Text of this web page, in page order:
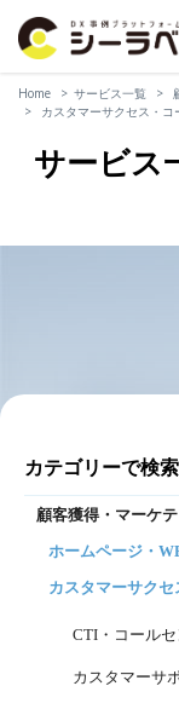
Home サービス一覧
カスタマーサクセス・コ
サービス
カテゴリーで検索
顧客獲得・マーケ
ホームページ・
カスタマーサク
CTI・コール
カスタマーサ